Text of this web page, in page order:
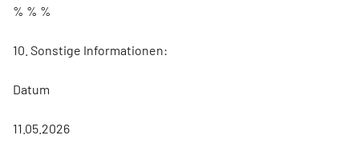
% % %
10. Sonstige Informationen:
Datum
11.05.2026